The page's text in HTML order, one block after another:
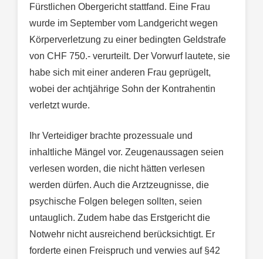
Fürstlichen Obergericht stattfand. Eine Frau
wurde im September vom Landgericht wegen
Körperverletzung zu einer bedingten Geldstrafe
von CHF 750.- verurteilt. Der Vorwurf lautete, sie
habe sich mit einer anderen Frau geprügelt,
wobei der achtjährige Sohn der Kontrahentin
verletzt wurde.
Ihr Verteidiger brachte prozessuale und
inhaltliche Mängel vor. Zeugenaussagen seien
verlesen worden, die nicht hätten verlesen
werden dürfen. Auch die Arztzeugnisse, die
psychische Folgen belegen sollten, seien
untauglich. Zudem habe das Erstgericht die
Notwehr nicht ausreichend berücksichtigt. Er
forderte einen Freispruch und verwies auf §42